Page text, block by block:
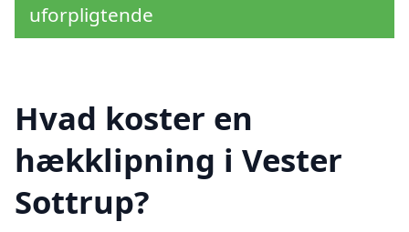
uforpligtende
Hvad koster en
hækklipning i Vester
Sottrup?